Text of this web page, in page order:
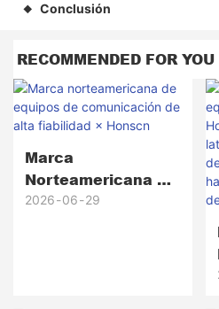
◆ Conclusión
RECOMMENDED FOR YOU
Marca
Norteamericana De
Equipos De
2026 06 29